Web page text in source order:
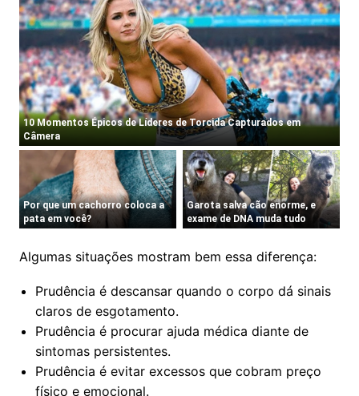
Algumas situações mostram bem essa diferença:
Prudência é descansar quando o corpo dá sinais
claros de esgotamento.
Prudência é procurar ajuda médica diante de
sintomas persistentes.
Prudência é evitar excessos que cobram preço
físico e emocional.